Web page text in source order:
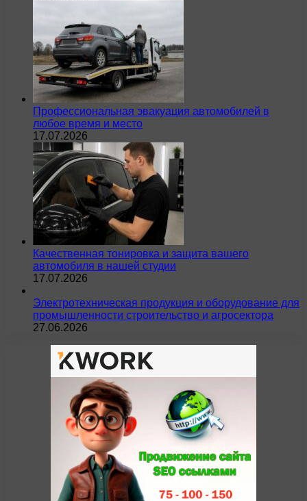
Профессиональная эвакуация автомобилей в
любое время и место
17.07.2026
Качественная тонировка и защита вашего
автомобиля в нашей студии
17.07.2026
Электротехническая продукция и оборудование для
промышленности строительство и агросектора
27.06.2026